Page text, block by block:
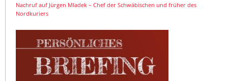
Nachruf auf Jürgen Mladek – Chef der Schwäbischen und früher des
Nordkuriers